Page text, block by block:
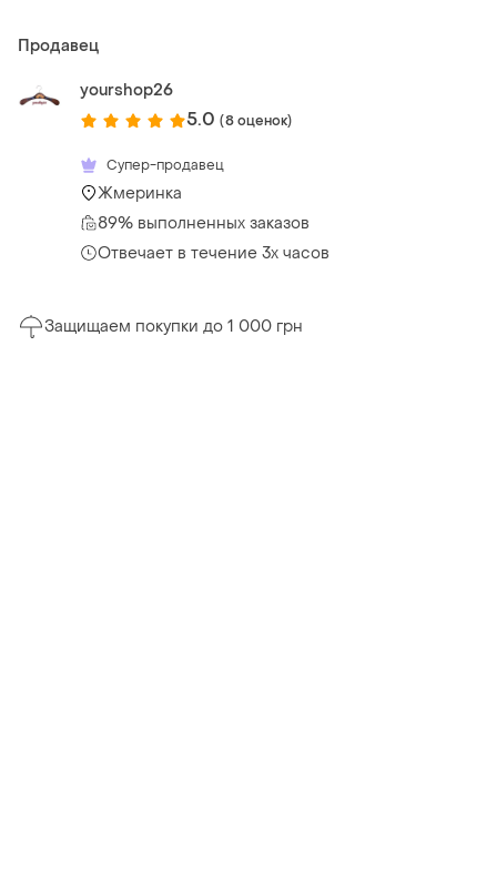
Продавец
yourshop26
5.0 (8 оценок)
Супер-продавец
Жмеринка
89% выполненных заказов
Отвечает в течение 3х часов
Защищаем покупки до 1 000 грн